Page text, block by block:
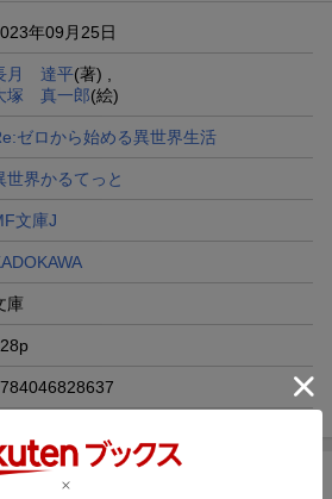
年09月25日
月 達平(著) ,
塚 真一郎(絵)
ゼロから始める異世界生活
世界かるてっと
文庫J
庫